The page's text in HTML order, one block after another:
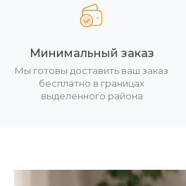
Минимальный заказ
Мы готовы доставить ваш заказ
бесплатно в границах
выделенного района